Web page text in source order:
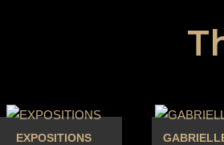
EXPOSITIONS